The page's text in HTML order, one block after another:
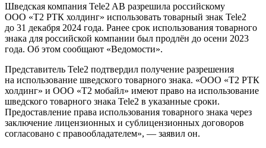
Шведская компания Tele2 AB разрешила российскому
ООО «Т2 РТК холдинг» использовать товарный знак Tele2
до 31 декабря 2024 года. Ранее срок использования товарного
знака для российской компании был продлён до осени 2023
года. Об этом сообщают «Ведомости».
Представитель Tele2 подтвердил получение разрешения
на использование шведского товарного знака. «ООО «Т2 РТК
холдинг» и ООО «Т2 мобайл» имеют право на использование
шведского товарного знака Tele2 в указанные сроки.
Предоставление права использования товарного знака через
заключение лицензионных и сублицензионных договоров
согласовано с правообладателем», — заявил он.